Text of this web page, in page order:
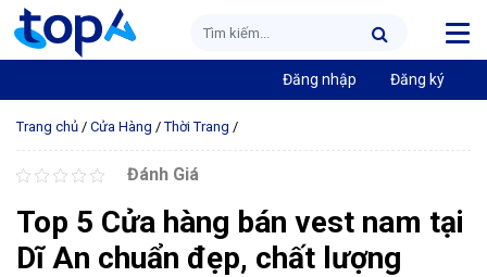
Đăng nhập Đăng ký
Trang chủ / Cửa Hàng /Thời Trang /
Đánh Giá
Top 5 Cửa hàng bán vest nam tại
Dĩ An chuẩn đẹp, chất lượng